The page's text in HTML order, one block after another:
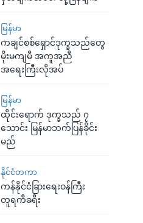
မြန်မာ
ကချင်စစ်ရှောင်ဒုက္ခသည်တွေ
မိုးမကျမီ အကူအညီ
အရေးကြီးလိုအပ်
မြန်မာ
ထိုင်းရောက် ဒုက္ခသည် ၇
သောင်း မြန်မာဘက်ပြန်ခိုင်း
မည်
နိုင်ငံတကာ
ကန်နိုင်ငံခြားရေးဝန်ကြီး
တူရကီခရီး